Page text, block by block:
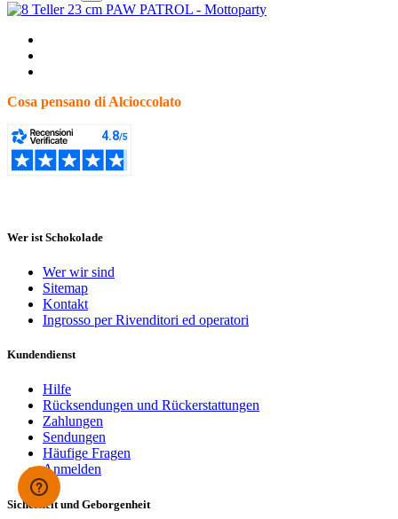
Cosa pensano di Alcioccolato
Wer ist Schokolade
Wer wir sind
Sitemap
Kontakt
Ingrosso per Rivenditori ed operatori
Kundendienst
Hilfe
Rücksendungen und Rückerstattungen
Zahlungen
Sendungen
Häufige Fragen
Anmelden
Sicherheit und Geborgenheit